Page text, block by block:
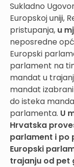
Sukladno
Europskoj uniji,
pristupanja, u
neposredne
Europski
parlament na
mandat u
mandat
do isteka
parlamenta. U
Hrvatska
parlament i po
Europski
trajanju od pet